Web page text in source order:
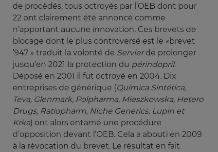
de procédés, tous octroyés par l’OEB dont pour
22 ont clairement été annoncé comme
n’apportant aucune innovation. Ces brevets de
blocage dont le plus controversé est le «brevet
’947 » traduit la volonté de Servierde prolonger
jusqu’en 2021 la protection du périndopril.
Déposé en 2001 il fut octroyé en 2004. Dix
entreprises de générique (Química Sintética,
Teva, Glenmark, Polpharma, Mieszkowska, Hetero
Drugs, Ratiopharm, Niche Generics, Lupin et
Krka) ont alors entamé une procédure
d’opposition devant l’OEB. Cela a abouti en 2009
à la révocation du brevet. Le résultat en fait